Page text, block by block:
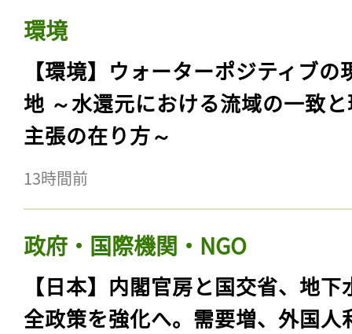
環境
【環境】ウォーターポジティブの
地 ～水還元における流域の一致
主張の在り方～
13時間前
政府・国際機関・NGO
【日本】内閣官房と国交省、地下
全政策を強化へ。需要増、外国人